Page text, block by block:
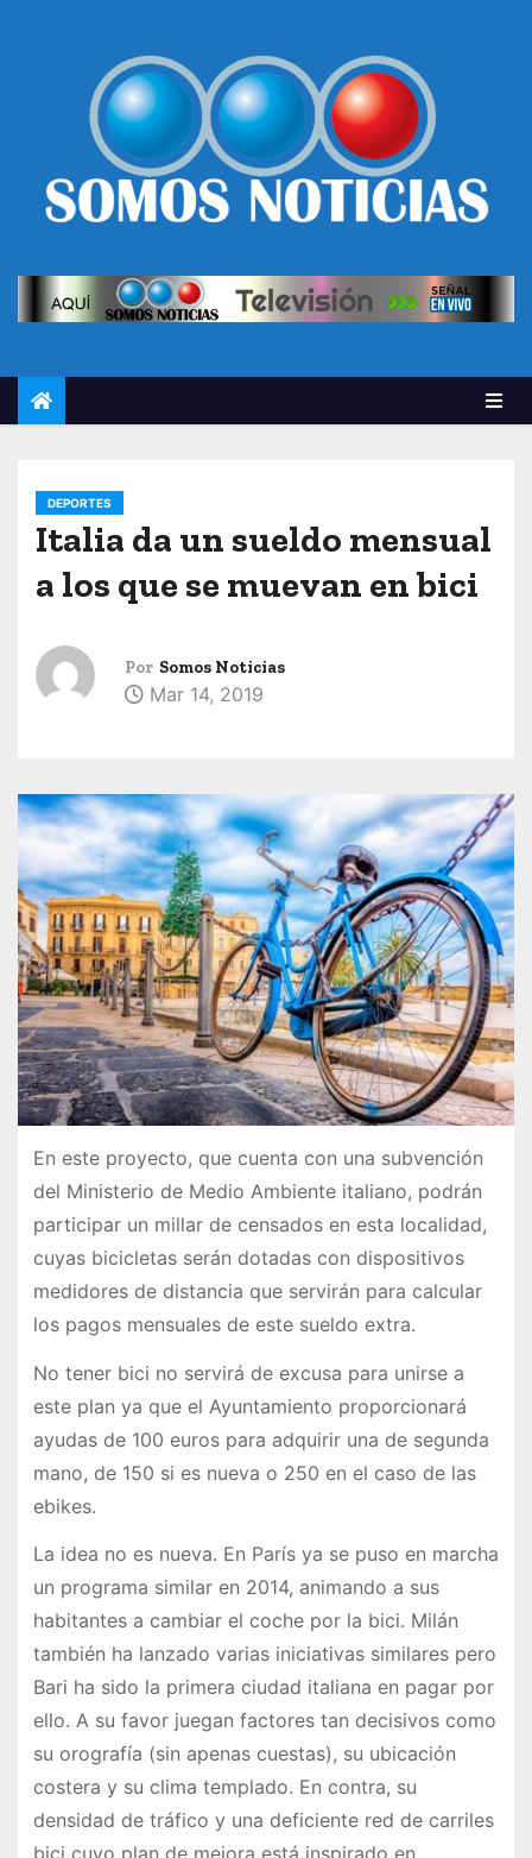
DEPORTES
Italia da un sueldo mensual
a los que se muevan en bici
Por Somos Noticias
Mar 14, 2019
En este proyecto, que cuenta con una subvención
del Ministerio de Medio Ambiente italiano, podrán
participar un millar de censados en esta localidad,
cuyas bicicletas serán dotadas con dispositivos
medidores de distancia que servirán para calcular
los pagos mensuales de este sueldo extra.
No tener bici no servirá de excusa para unirse a
este plan ya que el Ayuntamiento proporcionará
ayudas de 100 euros para adquirir una de segunda
mano, de 150 si es nueva o 250 en el caso de las
ebikes.
La idea no es nueva. En París ya se puso en marcha
un programa similar en 2014, animando a sus
habitantes a cambiar el coche por la bici. Milán
también ha lanzado varias iniciativas similares pero
Bari ha sido la primera ciudad italiana en pagar por
ello. A su favor juegan factores tan decisivos como
su orografía (sin apenas cuestas), su ubicación
costera y su clima templado. En contra, su
densidad de tráfico y una deficiente red de carriles